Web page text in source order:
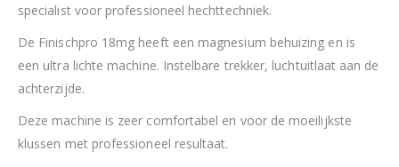
specialist voor professioneel hechttechniek.
De Finischpro 18mg heeft een magnesium behuizing en is
een ultra lichte machine. Instelbare trekker, luchtuitlaat aan de
achterzijde.
Deze machine is zeer comfortabel en voor de moeilijkste
klussen met professioneel resultaat.